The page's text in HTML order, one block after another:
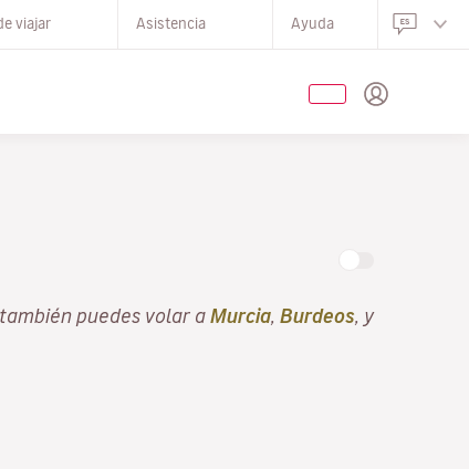
viajar Asistencia Ayuda
también puedes volar a Murcia Burdeos , y